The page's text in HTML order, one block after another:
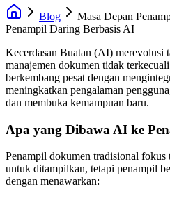
Blog
Masa Depan
Penampil Daring Berbasis AI
Kecerdasan Buatan (AI) merevolusi
manajemen dokumen tidak
berkembang pesat dengan
meningkatkan pengalaman
dan membuka kemampuan baru.
Apa yang Dibawa AI ke
Penampil dokumen tradisional fokus
untuk ditampilkan, tetapi penampil
dengan menawarkan: